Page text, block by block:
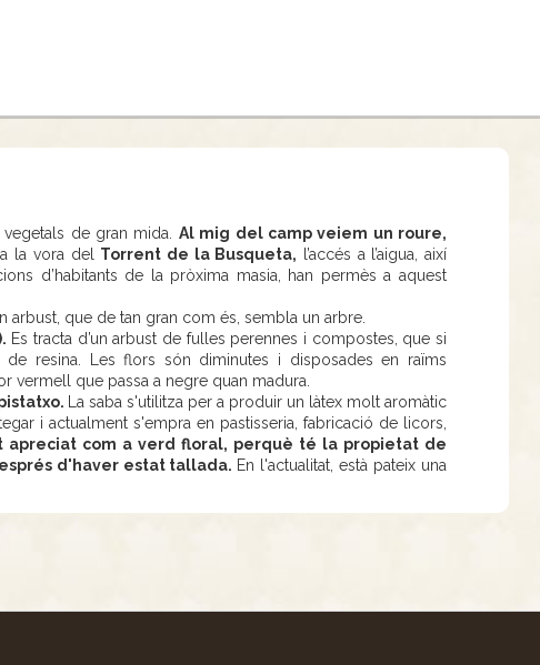
de gran mida. Al mig del camp veiem un roure,
la vora del Torrent de la Busqueta, l’accés a l’aigua, així
d’habitants de la pròxima masia, han permès a aquest
arbust, que de tan gran com és, sembla un arbre.
Es tracta d’un arbust de fulles perennes i compostes, que si
resina. Les flors són diminutes i disposades en raïms
vermell que passa a negre quan madura.
La saba s'utilitza per a produir un làtex molt aromàtic
i actualment s'empra en pastisseria, fabricació de licors,
apreciat com a verd floral, perquè té la propietat de
d'haver estat tallada. En l'actualitat, està pateix una